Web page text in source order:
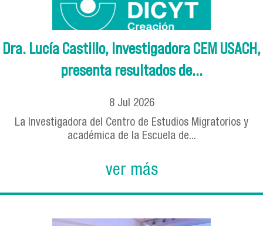
Dra. Lucía Castillo, Investigadora CEM USACH,
presenta resultados de...
8 Jul 2026
La Investigadora del Centro de Estudios Migratorios y
académica de la Escuela de...
ver más